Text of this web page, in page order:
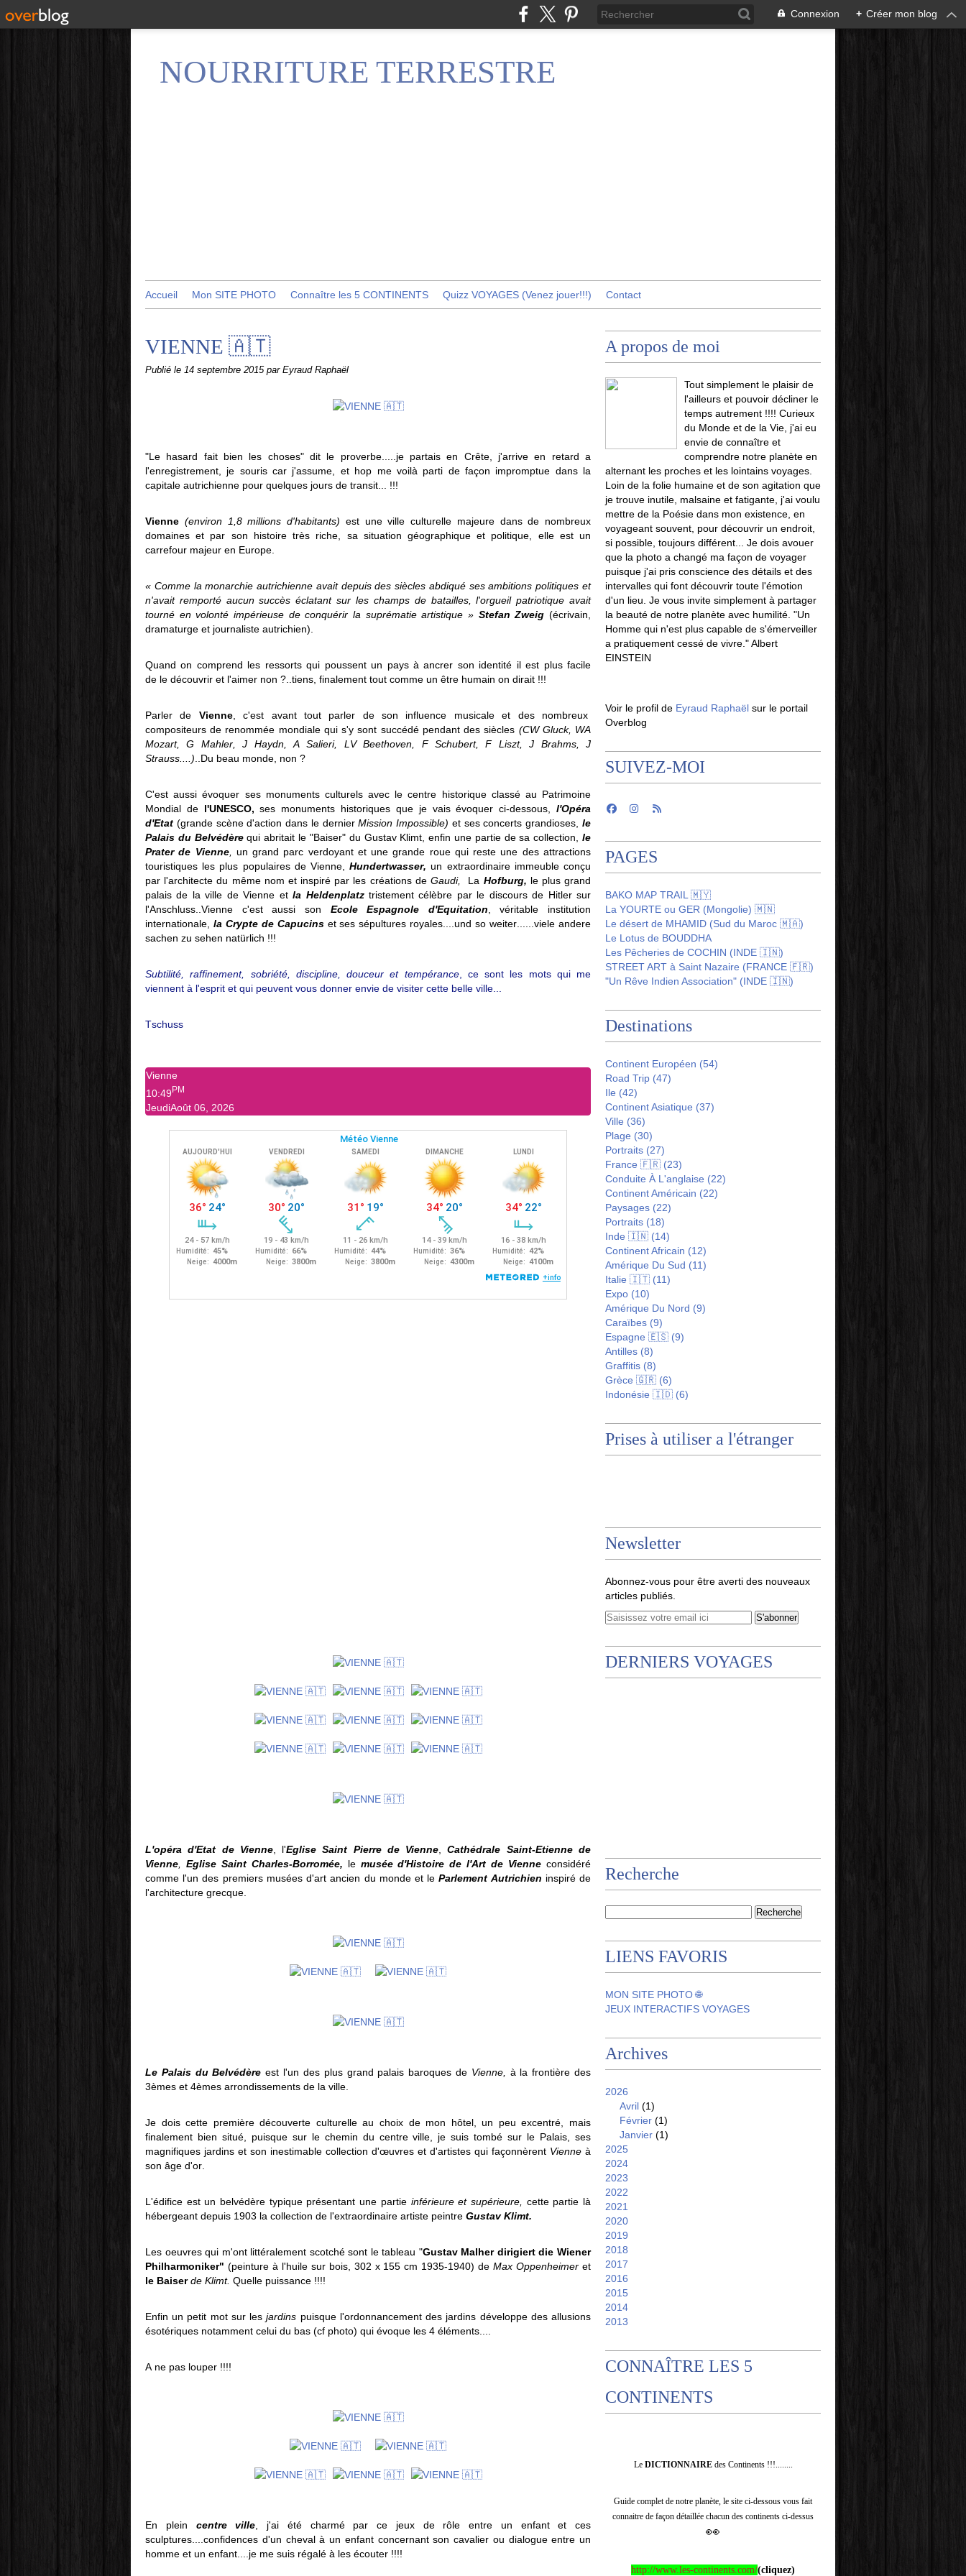
Connexion + Créer mon blog
NOURRITURE TERRESTRE
Accueil Mon SITE PHOTO Connaître les 5 CONTINENTS Quizz VOYAGES (Venez jouer!!!) Contact
VIENNE 🇦🇹
Publié le 14 septembre 2015 par Eyraud Raphaël
"Le hasard fait bien les choses" dit le proverbe.....je partais en Crête, j'arrive en retard a
l'enregistrement, je souris car j'assume, et hop me voilà parti de façon impromptue dans la
capitale autrichienne pour quelques jours de transit... !!!
Vienne (environ 1,8 millions d'habitants) est une ville culturelle majeure dans de nombreux
domaines et par son histoire très riche, sa situation géographique et politique, elle est un
carrefour majeur en Europe.
« Comme la monarchie autrichienne avait depuis des siècles abdiqué ses ambitions politiques et
n'avait remporté aucun succès éclatant sur les champs de batailles, l'orgueil patriotique avait
tourné en volonté impérieuse de conquérir la suprématie artistique » Stefan Zweig (écrivain,
dramaturge et journaliste autrichien).
Quand on comprend les ressorts qui poussent un pays à ancrer son identité il est plus facile
de le découvrir et l'aimer non ?..tiens, finalement tout comme un être humain on dirait !!!
Parler de Vienne, c'est avant tout parler de son influence musicale et des nombreux
compositeurs de renommée mondiale qui s'y sont succédé pendant des siècles (CW Gluck, WA
Mozart, G Mahler, J Haydn, A Salieri, LV Beethoven, F Schubert, F Liszt, J Brahms, J
Strauss....) ..Du beau monde, non ?
C'est aussi évoquer ses monuments culturels avec le centre historique classé au Patrimoine
Mondial de l'UNESCO,ses monuments historiques que je vais évoquer ci-dessous,l'Opéra
d'Etat (grande scène d'action dans le dernierMission Impossible) et ses concerts grandioses,le
Palais du Belvédère qui abritait le "Baiser" du Gustav Klimt, enfin une partie de sa collection, le
Prater de Vienne, un grand parc verdoyant et une grande roue qui reste une des attractions
touristiques les plus populaires de Vienne,Hundertwasser,un extraordinaire immeuble conçu
par l'architecte du même nom et inspiré par les créations de Gaudi, La Hofburg, le plus grand
palais de la ville de Vienne et la Heldenplatz tristement célèbre par le discours de Hitler sur
l'Anschluss..Vienne c'est aussi son Ecole Espagnole d'Equitation , véritable institution
internationale, la Crypte de Capucins et ses sépultures royales....und so weiter......viele andere
sachen zu sehen natürlich !!!
Subtilité, raffinement, sobriété, discipline, douceur et tempérance, ce sont les mots qui me
viennent à l'esprit et qui peuvent vous donner envie de visiter cette belle ville...
Tschuss
Vienne
10:49PM
JeudiAoût 06, 2026
L'opéra d'Etat de Vienne, l'Eglise Saint Pierre de Vienne ,Cathédrale Saint-Etienne de
Vienne
Eglise Saint Charles-Borromée, le musée d'Histoire de l'Art de Vienne considéré
comme l'un des premiers musées d'art ancien du monde et leParlement Autrichien inspiré de
l'architecture grecque.
Le Palais du Belvédère est l'un des plus grand palais baroques de Vienne, à la frontière des
3èmes et 4èmes arrondissements de la ville.
Je dois cette première découverte culturelle au choix de mon hôtel, un peu excentré, mais
finalement bien situé, puisque sur le chemin du centre ville, je suis tombé sur le Palais, ses
magnifiques jardins et son inestimable collection d'œuvres et d'artistes qui façonnèrent Vienne à
son âge d'or.
L'édifice est un belvédère typique présentant une partie inférieure et supérieure, cette partie là
hébergeant depuis 1903 la collection de l'extraordinaire artiste peintre Gustav Klimt.
Les oeuvres qui m'ont littéralement scotché sont le tableau "Gustav Malher dirigiert die Wiener
Philharmoniker" (peinture à l'huile sur bois, 302 x 155 cm 1935-1940) deMax Oppenheimer et
le Baiserde Klimt. Quelle puissance !!!!
Enfin un petit mot sur lesjardins puisque l'ordonnancement des jardins développe des allusions
ésotériques notamment celui du bas (cf photo) qui évoque les 4 éléments....
A ne pas louper !!!!
En plein centre ville , j'ai été charmé par ce jeux de rôle entre un enfant et ces
sculptures....confidences d'un cheval à un enfant concernant son cavalier ou dialogue entre un
homme et un enfant....je me suis régalé à les écouter !!!!
A propos de moi
Tout simplement le plaisir de
l'ailleurs et pouvoir décliner le
temps autrement !!!! Curieux
du Monde et de la Vie, j'ai eu
envie de connaître et
comprendre notre planète en
alternant les proches et les lointains voyages.
Loin de la folie humaine et de son agitation que
je trouve inutile, malsaine et fatigante, j'ai voulu
mettre de la Poésie dans mon existence, en
voyageant souvent, pour découvrir un endroit,
si possible, toujours différent... Je dois avouer
que la photo a changé ma façon de voyager
puisque j'ai pris conscience des détails et des
intervalles qui font découvrir toute l'émotion
d'un lieu. Je vous invite simplement à partager
la beauté de notre planète avec humilité. "Un
Homme qui n'est plus capable de s'émerveiller
a pratiquement cessé de vivre." Albert
EINSTEIN
Voir le profil de Eyraud Raphaël sur le portail
Overblog
SUIVEZ-MOI
PAGES
BAKO MAP TRAIL 🇲🇾
La YOURTE ou GER (Mongolie) 🇲🇳
Le désert de MHAMID (Sud du Maroc 🇲🇦)
Le Lotus de BOUDDHA
Les Pêcheries de COCHIN (INDE 🇮🇳)
STREET ART à Saint Nazaire (FRANCE 🇫🇷)
"Un Rêve Indien Association" (INDE 🇮🇳)
Destinations
Continent Européen (54)
Road Trip (47)
Ile (42)
Continent Asiatique (37)
Ville (36)
Plage (30)
Portraits (27)
France 🇫🇷 (23)
Conduite À L'anglaise (22)
Continent Américain (22)
Paysages (22)
Portraits (18)
Inde 🇮🇳 (14)
Continent Africain (12)
Amérique Du Sud (11)
Italie 🇮🇹 (11)
Expo (10)
Amérique Du Nord (9)
Caraïbes (9)
Espagne 🇪🇸 (9)
Antilles (8)
Graffitis (8)
Grèce 🇬🇷 (6)
Indonésie 🇮🇩 (6)
Prises à utiliser a l'étranger
Newsletter
Abonnez-vous pour être averti des nouveaux
articles publiés.
DERNIERS VOYAGES
Recherche
LIENS FAVORIS
MON SITE PHOTO 🌐
JEUX INTERACTIFS VOYAGES
Archives
2026
Avril (1)
Février (1)
Janvier (1)
2025
2024
2023
2022
2021
2020
2019
2018
2017
2016
2015
2014
2013
CONNAÎTRE LES 5
CONTINENTS
Le DICTIONNAIREdes Continents !!!........
Guide complet de notre planète, le site ci-dessous vous fait
connaitre de façon détaillée chacun des continents ci-dessus
👀
http://www.les-continents.com/(cliquez)